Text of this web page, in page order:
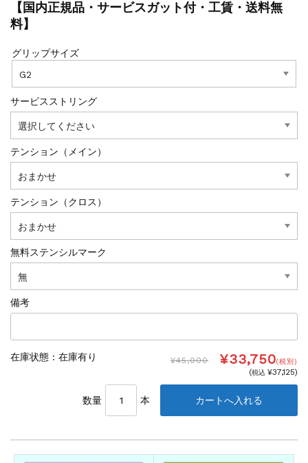
【国内正規品・サービスガット付・工賃・送料無
料】
グリップサイズ
サービスストリング
テンション（メイン）
テンション（クロス）
無料ステンシルマーク
備考
在庫状態 : 在庫有り ¥45,000 ¥33,750(税別)
(税込 ¥37,125)
数量 本